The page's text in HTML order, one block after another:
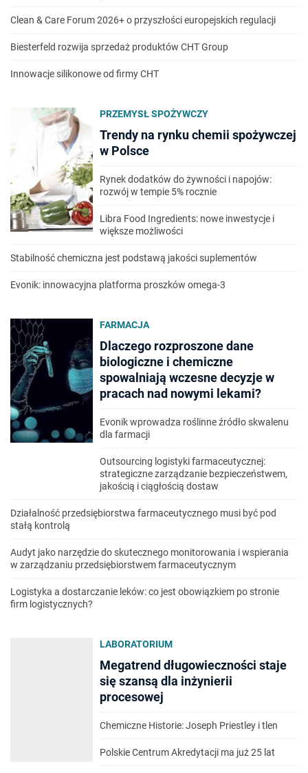
Clean & Care Forum 2026+ o przyszłości europejskich regulacji
Biesterfeld rozwija sprzedaż produktów CHT Group
Innowacje silikonowe od firmy CHT
PRZEMYSŁ SPOŻYWCZY
Trendy na rynku chemii spożywczej
w Polsce
Rynek dodatków do żywności i napojów:
rozwój w tempie 5% rocznie
Libra Food Ingredients: nowe inwestycje i
większe możliwości
Stabilność chemiczna jest podstawą jakości suplementów
Evonik: innowacyjna platforma proszków omega-3
FARMACJA
Dlaczego rozproszone dane
biologiczne i chemiczne
spowalniają wczesne decyzje w
pracach nad nowymi lekami?
Evonik wprowadza roślinne źródło skwalenu
dla farmacji
Outsourcing logistyki farmaceutycznej:
strategiczne zarządzanie bezpieczeństwem,
jakością i ciągłością dostaw
Działalność przedsiębiorstwa farmaceutycznego musi być pod
stałą kontrolą
Audyt jako narzędzie do skutecznego monitorowania i wspierania
w zarządzaniu przedsiębiorstwem farmaceutycznym
Logistyka a dostarczanie leków: co jest obowiązkiem po stronie
firm logistycznych?
LABORATORIUM
Megatrend długowieczności staje
się szansą dla inżynierii
procesowej
Chemiczne Historie: Joseph Priestley i tlen
Polskie Centrum Akredytacji ma już 25 lat